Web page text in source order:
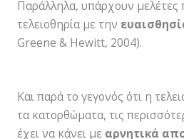
Παράλληλα, υπάρχουν μελέτες
τελειοθηρία με την
Greene & Hewitt, 2004).
Και παρά το γεγονός ότι η
τα κατορθώματα, τις
έχει να κάνει με αρνητικά